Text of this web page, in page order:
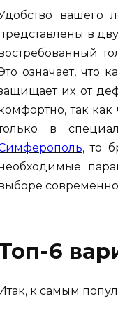
вашего
в
означает, что
их от
так
в
, то
6
к самым